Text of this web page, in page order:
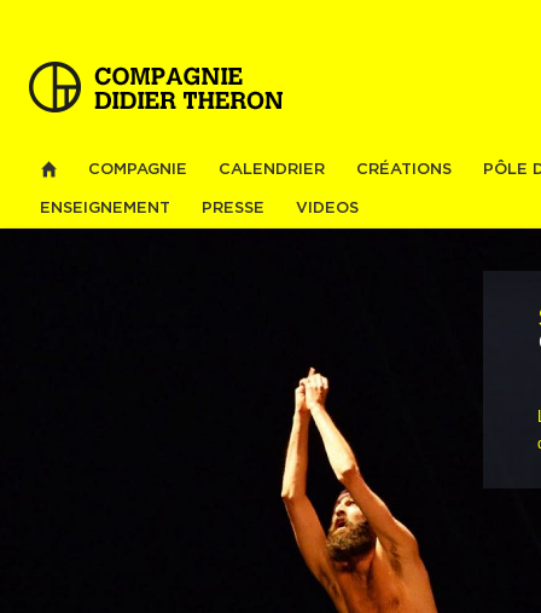
COMPAGNIE CALENDRIER CRÉATIONS PÔLE
ENSEIGNEMENT PRESSE VIDEOS